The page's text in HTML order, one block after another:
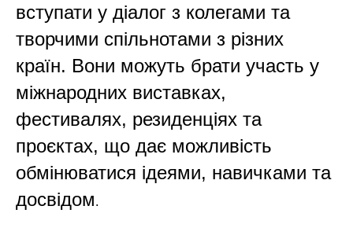
вступати у діалог з колегами та
творчими спільнотами з різних
країн. Вони можуть брати участь у
міжнародних виставках,
фестивалях, резиденціях та
проєктах, що дає можливість
обмінюватися ідеями, навичками та
досвідом.